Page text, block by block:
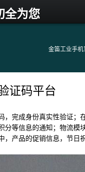
金笛工业手机
全为您
证码平台
，完成身份真实性验证
分等信息的通知；物流
，产品的促销信息，节日